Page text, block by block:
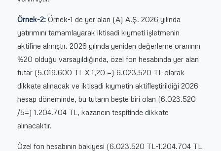
Örnek-2: Örnek-1 de yer alan (A) A.Ş. 2026 yılında
yatırımını tamamlayarak iktisadi kıymeti işletmenin
aktifine almıştır. 2026 yılında yeniden değerleme oranının
%20 olduğu varsayıldığında, özel fon hesabında yer alan
tutar (5.019.600 TL X 1,20 =) 6.023.520 TL olarak
dikkate alınacak ve iktisadi kıymetin aktifleştirildiği 2026
hesap döneminde, bu tutarın beşte biri olan (6.023.520
/5=) 1.204.704 TL, kazancın tespitinde dikkate
alınacaktır.
Özel fon hesabının bakiyesi (6.023.520 TL-1.204.704 TL